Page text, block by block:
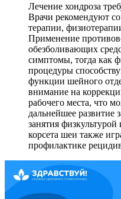
Лечение хондроза
Врачи рекомендуют
терапии,
Применение
обезболивающих
симптомы, тогда как
процедуры
функции шейного
внимание на
рабочего места, что
дальнейшее развитие
занятия
корсета шеи также
профилактике